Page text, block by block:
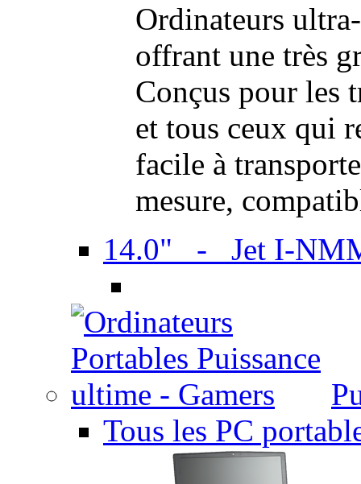
Ordinateurs
offrant une très
Conçus pour les
et tous ceux qui
facile à
mesure,
14.0" - Jet I-
Tous les PC